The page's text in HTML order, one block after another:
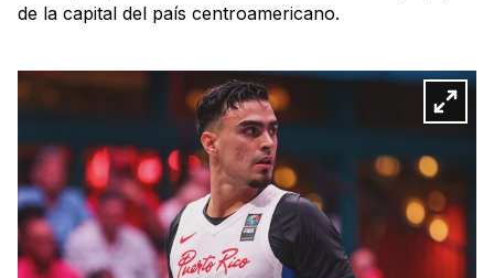
de la capital del país centroamericano.